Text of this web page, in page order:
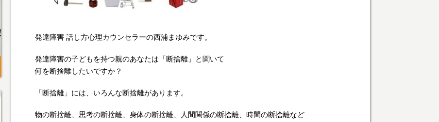
発達障害 話し方心理カウンセラーの西浦まゆみです。
発達障害の子どもを持つ親のあなたは「断捨離」と聞いて
何を断捨離したいですか？
「断捨離」には、いろんな断捨離があります。
物の断捨離、思考の断捨離、身体の断捨離、人間関係の断捨離、時間の断捨離など